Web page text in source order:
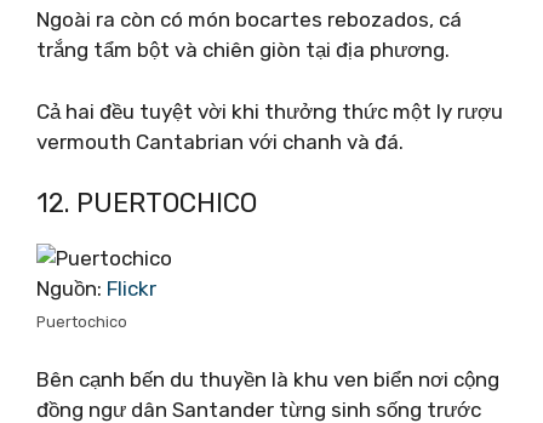
Ngoài ra còn có món bocartes rebozados, cá
trắng tẩm bột và chiên giòn tại địa phương.
Cả hai đều tuyệt vời khi thưởng thức một ly rượu
vermouth Cantabrian với chanh và đá.
12. PUERTOCHICO
Nguồn: Flickr
Puertochico
Bên cạnh bến du thuyền là khu ven biển nơi cộng
đồng ngư dân Santander từng sinh sống trước